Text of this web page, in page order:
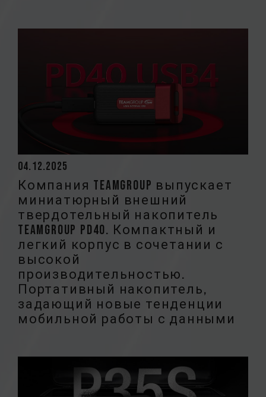
04.12.2025
Компания TEAMGROUP выпускает
миниатюрный внешний
твердотельный накопитель
TEAMGROUP PD40. Компактный и
легкий корпус в сочетании с
высокой
производительностью.
Портативный накопитель,
задающий новые тенденции
мобильной работы с данными